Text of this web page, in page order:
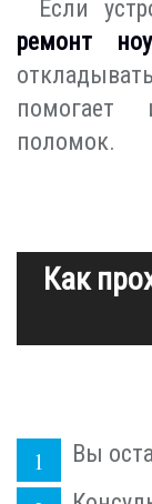
Если
ремонт
помогает
поломок.
Как
Вы